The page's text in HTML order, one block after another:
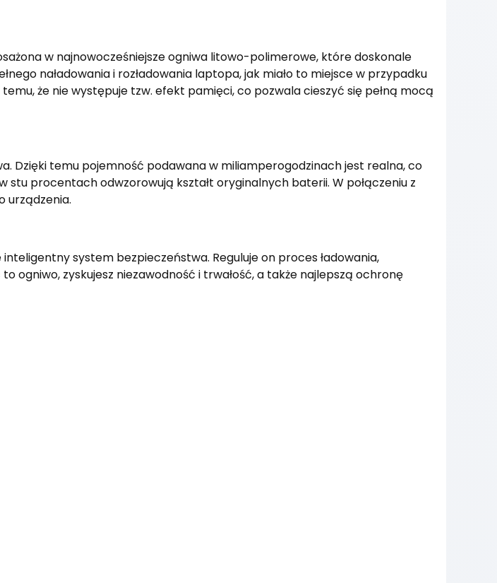
w najnowocześniejsze ogniwa litowo-polimerowe, które doskonale
naładowania i rozładowania laptopa, jak miało to miejsce w przypadku
że nie występuje tzw. efekt pamięci, co pozwala cieszyć się pełną mocą
Dzięki temu pojemność podawana w miliamperogodzinach jest realna, co
stu procentach odwzorowują kształt oryginalnych baterii. W połączeniu z
urządzenia.
system bezpieczeństwa. Reguluje on proces ładowania,
ogniwo, zyskujesz niezawodność i trwałość, a także najlepszą ochronę